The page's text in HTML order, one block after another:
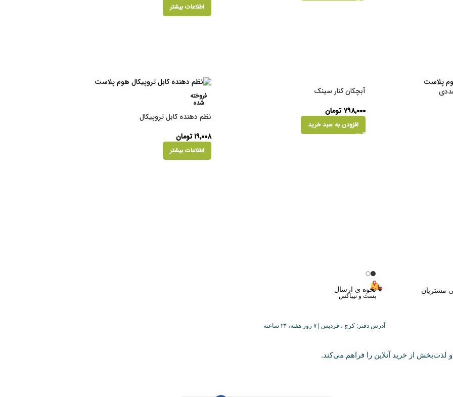
اطلاعات بیشتر
آبچکان کنار سینک
۷۹۸,۰۰۰ تومان
افزودن به سبد خرید
فروخته
شده
نظم دهنده کابل تروپیکال
۱۹,۰۰۸ تومان
اطلاعات بیشتر
مشتریان نحوه ی ارسال
پست و تیپاکس
آدرس دفتر: کرج ، فردیس | ۷ روز هفته، ۲۴ ساعته
لذت‌بخش از خرید آنلاین را فراهم می‌کند.